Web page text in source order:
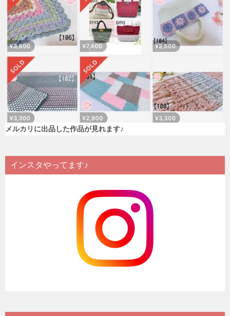
メルカリに出品した作品が見れます♪
インスタやってます♪